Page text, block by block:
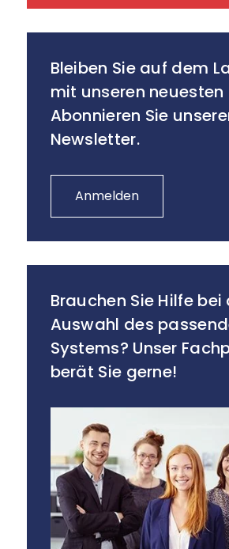
Bleiben Sie auf dem
mit unseren
Abonnieren Sie
Newsletter.
Anmelden
Brauchen Sie Hilfe bei
Auswahl des
Systems? Unser
berät Sie gerne!